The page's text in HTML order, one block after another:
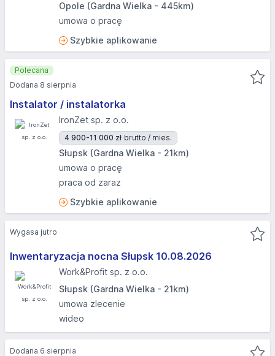
Opole (Gardna Wielka - 445km)
umowa o pracę
Szybkie aplikowanie
Instalator / instalatorka
IronZet sp. z o.o.
4 900-11 000 zł brutto / mies.
Słupsk (Gardna Wielka - 21km)
umowa o pracę
praca od zaraz
Szybkie aplikowanie
Polecana
Dodana 8 sierpnia
Inwentaryzacja nocna Słupsk 10.08.2026​
Work&Profit sp. z o.o.
Słupsk (Gardna Wielka - 21km)
umowa zlecenie
wideo
Wygasa jutro
Dodana 6 sierpnia